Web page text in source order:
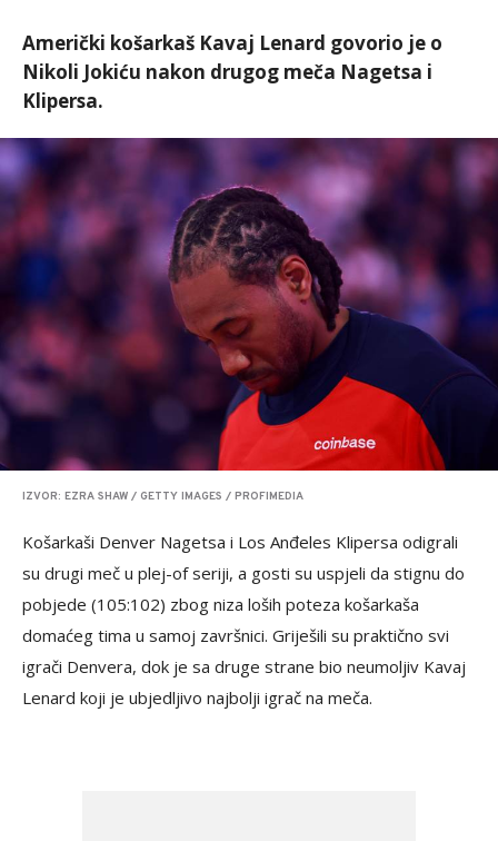
Američki košarkaš Kavaj Lenard govorio je o
Nikoli Jokiću nakon drugog meča Nagetsa i
Klipersa.
IZVOR: EZRA SHAW / GETTY IMAGES / PROFIMEDIA
Košarkaši Denver Nagetsa i Los Anđeles Klipersa odigrali
su drugi meč u plej-of seriji, a gosti su uspjeli da stignu do
pobjede (105:102) zbog niza loših poteza košarkaša
domaćeg tima u samoj završnici. Griješili su praktično svi
igrači Denvera, dok je sa druge strane bio neumoljiv Kavaj
Lenard koji je ubjedljivo najbolji igrač na meča.